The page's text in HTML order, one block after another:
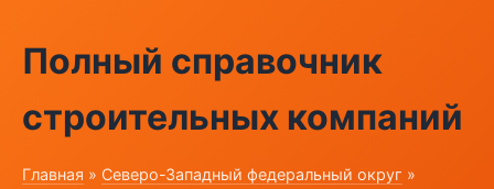
Полный справочник
строительных компаний
Главная » Северо-Западный федеральный округ »